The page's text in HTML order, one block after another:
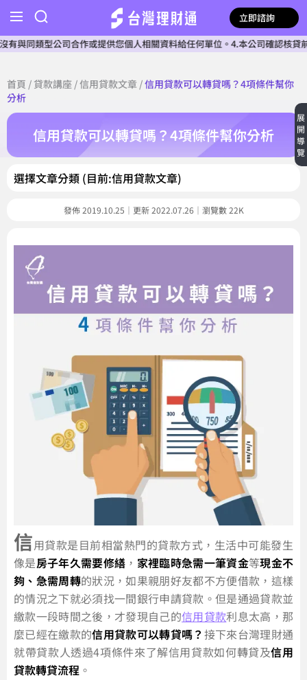
立即諮詢
作或提供您個人相關資料給任何單位。4.本公司確認核貸前不會收費。
首頁 / 貸款講座 /信用貸款文章 /信用貸款可以轉貸嗎？4項條件幫你
分析
信用貸款可以轉貸嗎？4項條件幫你分析
選擇文章分類 (目前:信用貸款文章)
發佈 2019.10.25｜更新 2022.07.26｜瀏覽數 22K
信用貸款是目前相當熱門的貸款方式，生活中可能發生
像是房子年久需要修繕 ， 家裡臨時急需一筆資金等現金不
夠、急需周轉的狀況，如果親朋好友都不方便借款，這樣
的情況之下就必須找一間銀行申請貸款。但是通過貸款並
繳款一段時間之後，才發現自己的信用貸款利息太高，那
麼已經在繳款的信用貸款可以轉貸嗎？ 接下來台灣理財通
就帶貸款人透過4項條件來了解信用貸款如何轉貸及信用
貸款轉貸流程 。
展
開
導
覽